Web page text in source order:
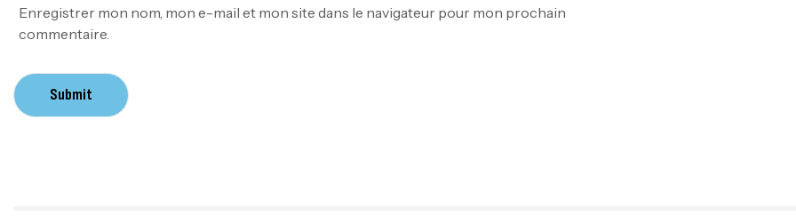
Enregistrer mon nom, mon e-mail et mon site dans le navigateur pour mon prochain
commentaire.
Submit